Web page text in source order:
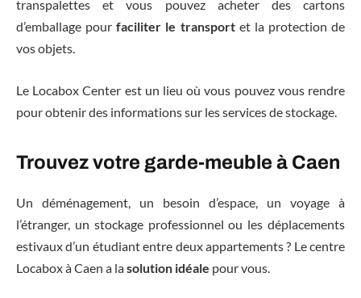
transpalettes et vous pouvez acheter des cartons
d’emballage pourfaciliter le transportet la protection de
vos objets.
Le Locabox Center est un lieu où vous pouvez vous rendre
pour obtenir des informations sur les services de stockage.
Trouvez votre garde-meuble à Caen
Un déménagement, un besoin d’espace, un voyage à
l’étranger, un stockage professionnel ou les déplacements
estivaux d’un étudiant entre deux appartements ? Le centre
Locabox à Caen a lasolution idéale pour vous.